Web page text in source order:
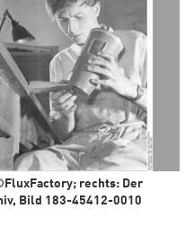
rechts: Der
Bild 183-45412-0010